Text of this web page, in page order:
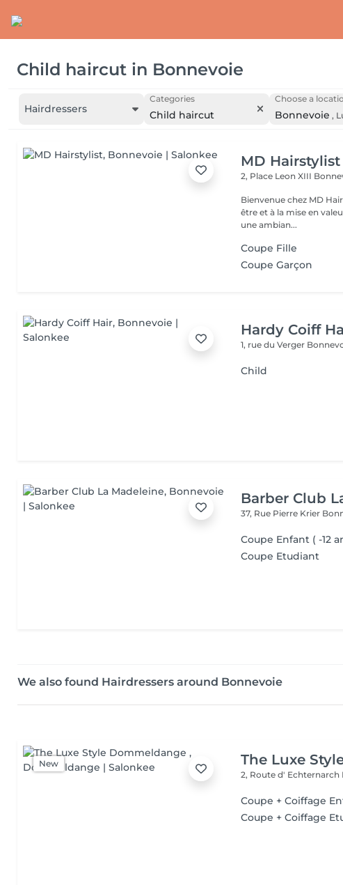
Child haircut in Bonnevoie
Hairdressers
Categories
Child haircut
Choose a
Bonnevoie ,
MD Hairstylist
2, Place Leon XIII
Bienvenue chez MD
être et à la mise en valeur de votre style.
une ambian...
Coupe Fille
Coupe Garçon
Hardy Coiff
1, rue du Verger
Child
Barber Club
37, Rue Pierre Krier
Coupe Enfant ( -12
Coupe Etudiant
We also found Hairdressers around Bonnevoie
New The Luxe
2, Route d' Echternarch
Coupe + Coiffage
Coupe + Coiffage